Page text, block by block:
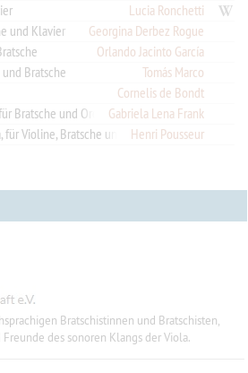
Lucia Ronchetti
und Klavier
Georgina Derbez Rogue
Orlando Jacinto García
Bratsche
Tomás Marco
Cornelis de Bondt
Bratsche und OrchesterGabriela Lena Frank
für Violine, Bratsche und Violoncello
Henri Pousseur
Bratschistinnen und Bratschisten,
des sonoren Klangs der Viola.